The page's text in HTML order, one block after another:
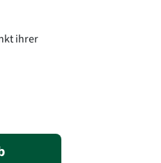
ihrer